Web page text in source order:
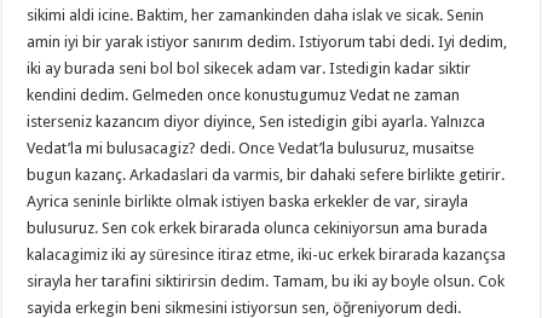
sikimi aldi icine. Baktim, her zamankinden daha islak ve sicak. Senin
amin iyi bir yarak istiyor sanırım dedim. Istiyorum tabi dedi. Iyi dedim,
iki ay burada seni bol bol sikecek adam var. Istedigin kadar siktir
kendini dedim. Gelmeden once konustugumuz Vedat ne zaman
isterseniz kazancım diyor diyince, Sen istedigin gibi ayarla. Yalnızca
Vedat’la mi bulusacagiz? dedi. Once Vedat’la bulusuruz, musaitse
bugun kazanç. Arkadaslari da varmis, bir dahaki sefere birlikte getirir.
Ayrica seninle birlikte olmak istiyen baska erkekler de var, sirayla
bulusuruz. Sen cok erkek birarada olunca cekiniyorsun ama burada
kalacagimiz iki ay süresince itiraz etme, iki-uc erkek birarada kazançsa
sirayla her tarafini siktirirsin dedim. Tamam, bu iki ay boyle olsun. Cok
sayida erkegin beni sikmesini istiyorsun sen, öğreniyorum dedi.